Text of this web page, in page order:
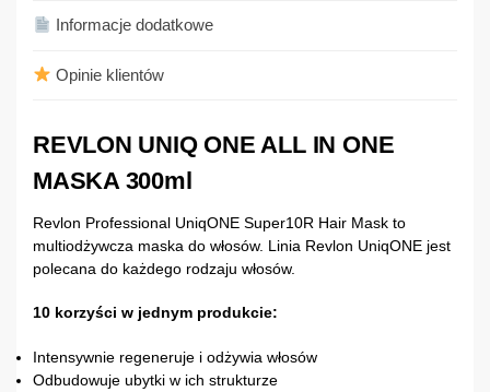
Informacje dodatkowe
Opinie klientów
REVLON UNIQ ONE ALL IN ONE
MASKA 300ml
Revlon Professional UniqONE Super10R Hair Mask to
multiodżywcza maska do włosów. Linia Revlon UniqONE jest
polecana do każdego rodzaju włosów.
10 korzyści w jednym produkcie:
Intensywnie regeneruje i odżywia włosów
Odbudowuje ubytki w ich strukturze